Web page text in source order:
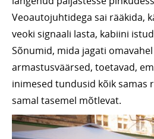
Veoautojuhtidega sai rääkida,
veoki signaali lasta, kabiini
Sõnumid, mida jagati
armastusväärsed, toetavad,
inimesed tundusid kõik samas
samal tasemel mõtlevat.